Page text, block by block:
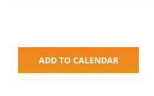
ADD TO CALENDAR